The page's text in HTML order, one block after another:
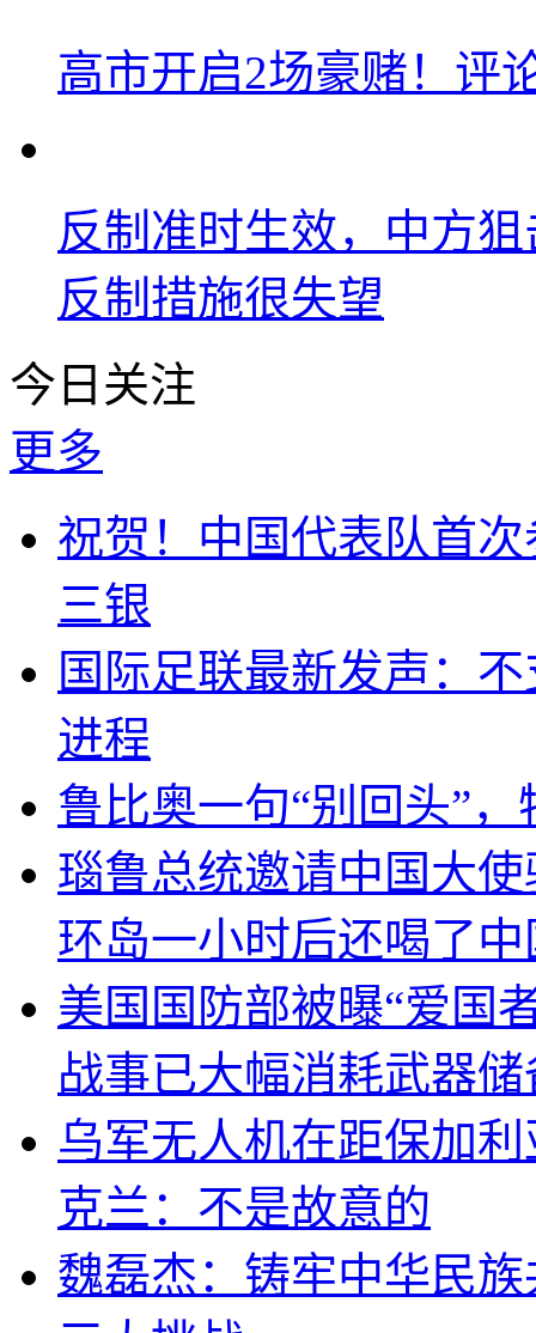
高市开启2场豪赌！评
反制准时生效，中方
反制措施很失望
今日关注
更多
祝贺！中国代表队首
三银
国际足联最新发声：
进程
鲁比奥一句“别回头”
瑙鲁总统邀请中国大
环岛一小时后还喝了
美国国防部被曝“爱国
战事已大幅消耗武器储
乌军无人机在距保加
克兰：不是故意的
魏磊杰：铸牢中华民